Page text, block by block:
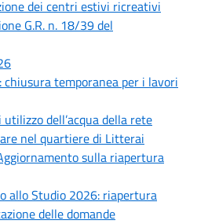
dei centri estivi ricreativi
G.R. n. 18/39 del
chiusura temporanea per i lavori
dell’acqua della rete
nel quartiere di Litterai
sulla riapertura
allo Studio 2026: riapertura
delle domande